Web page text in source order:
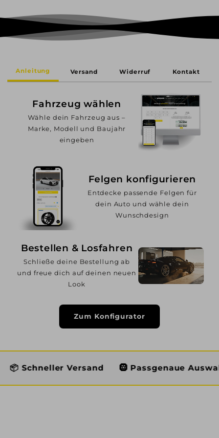
Anleitung Versand Widerruf Kontakt
Fahrzeug wählen
Wähle dein Fahrzeug aus –
Marke, Modell und Baujahr
eingeben
Felgen konfigurieren
Entdecke passende Felgen für
dein Auto und wähle dein
Wunschdesign
Bestellen & Losfahren
Schließe deine Bestellung ab
und freue dich auf deinen neuen
Look
Zum Konfigurator
🛞 Passgenaue Auswahl 👨🏼‍🔧